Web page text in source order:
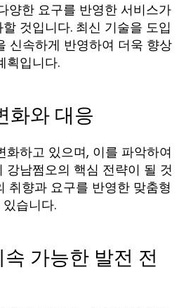
양한 요구를 반영한 서비스가
것입니다. 최신 기술을 도입
신속하게 반영하여 더욱 향상
획입니다.
화와 대응
화하고 있으며, 이를 파악하여
강남쩜오의 핵심 전략이 될 것
취향과 요구를 반영한 맞춤형
습니다.
가능한 발전 전